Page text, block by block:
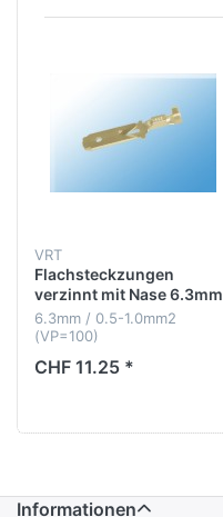
VRT
Flachsteckzungen
verzinnt mit Nase 6.3mm
6.3mm / 0.5-1.0mm2
(VP=100)
CHF 11.25 *
Informationen